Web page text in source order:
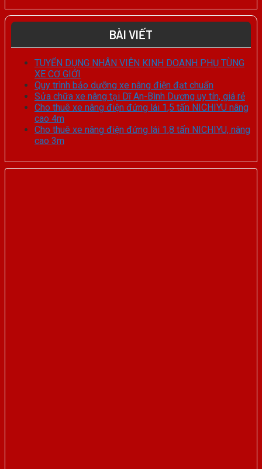
BÀI VIẾT
TUYỂN DỤNG NHÂN VIÊN KINH DOANH PHỤ TÙNG
XE CƠ GIỚI
Quy trình bảo dưỡng xe nâng điện đạt chuẩn
Sửa chữa xe nâng tại Dĩ An-Bình Dương uy tín, giá rẻ
Cho thuê xe nâng điện đứng lái 1,5 tấn NICHIYU nâng
cao 4m
Cho thuê xe nâng điện đứng lái 1,8 tấn NICHIYU, nâng
cao 3m